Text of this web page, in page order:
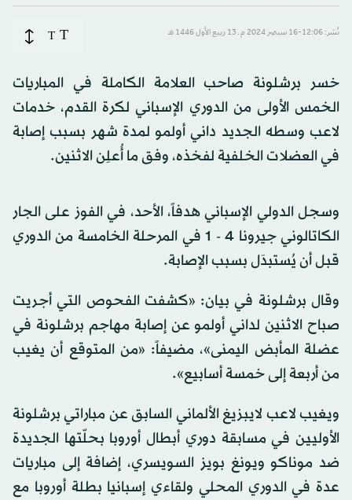
نُشر: 12:06-16 سبتمبر 2024 م ـ 13 ربيع الأول 1446 هـ T
T
خسر برشلونة صاحب العلامة الكاملة في المباريات
الخمس الأولى من الدوري الإسباني لكرة القدم، خدمات
لاعب وسطه الجديد داني أولمو لمدة شهر بسبب إصابة
في العضلات الخلفية لفخذه، وفق ما أُعلِن الاثنين.
وسجل الدولي الإسباني هدفاً، الأحد، في الفوز على الجار
الكاتالوني جيرونا 4 - 1 في المرحلة الخامسة من الدوري
قبل أن يُستبدَل بسبب الإصابة.
وقال برشلونة في بيان: «كشفت الفحوص التي أجريت
صباح الاثنين لداني أولمو عن إصابة مهاجم برشلونة في
عضلة المأبض اليمنى»، مضيفاً: «من المتوقع أن يغيب
من أربعة إلى خمسة أسابيع».
ويغيب لاعب لايبزيغ الألماني السابق عن مباراتي برشلونة
الأوليين في مسابقة دوري أبطال أوروبا بحلّتها الجديدة
ضد موناكو ويونغ بويز السويسري، إضافة إلى مباريات
عدة في الدوري المحلي ولقاءي إسبانيا بطلة أوروبا مع